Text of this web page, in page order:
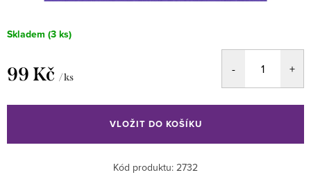
Skladem (3 ks)
99 Kč / ks
cena:
VLOŽIT DO KOŠÍKU
Kód produktu: 2732